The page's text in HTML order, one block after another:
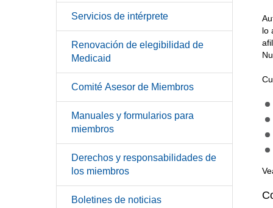
Servicios de intérprete
Renovación de elegibilidad de
Medicaid
Comité Asesor de Miembros
Manuales y formularios para
miembros
Derechos y responsabilidades de
los miembros
Boletines de noticias
lo